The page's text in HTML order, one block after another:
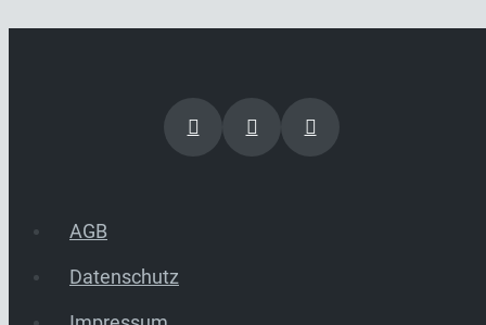
AGB
Datenschutz